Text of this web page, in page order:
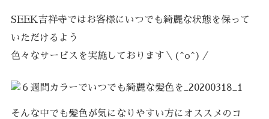
SEEK吉祥寺ではお客様にいつでも綺麗な状態を保って
いただけるよう
色々なサービスを実施しております＼(^o^)／
そんな中でも髪色が気になりやすい方にオススメのコ